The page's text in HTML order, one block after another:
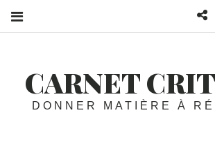
CARNET
DONNER MATIÈRE À